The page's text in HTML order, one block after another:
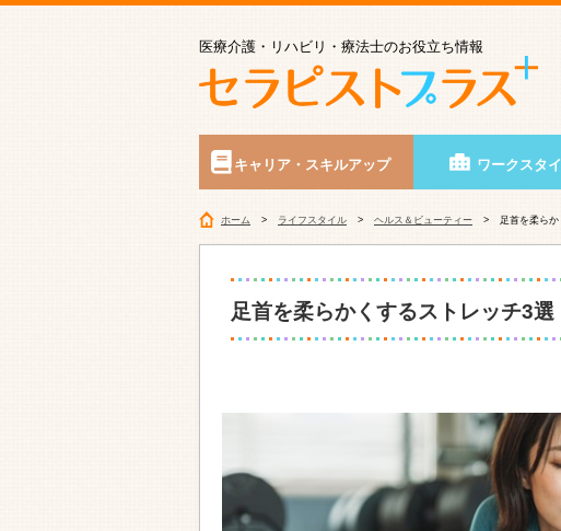
医療介護・リハビリ・療法士のお役立ち情報
キャリア・スキルアップ ワークスタ
ホーム ライフスタイル ヘルス＆ビューティー 足首を柔ら
足首を柔らかくするストレッチ3